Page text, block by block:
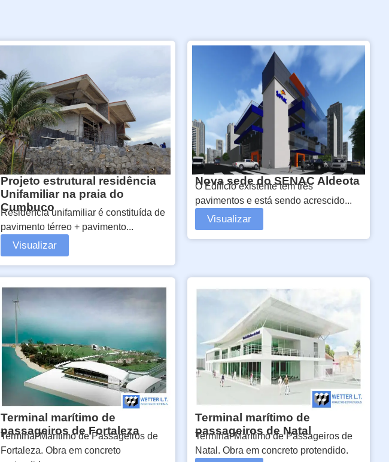
Projeto estrutural residência
Unifamiliar na praia do
Cumbuco
Residência unifamiliar é constituída de
pavimento térreo + pavimento...
Visualizar
Nova sede do SENAC Aldeota
O Edifício existente tem três
pavimentos e está sendo acrescido...
Visualizar
Terminal marítimo de
passageiros de Fortaleza
Terminal Marítimo de Passageiros de
Fortaleza. Obra em concreto
Terminal marítimo de
passageiros de Natal
Terminal Marítimo de Passageiros de
Natal. Obra em concreto protendido.